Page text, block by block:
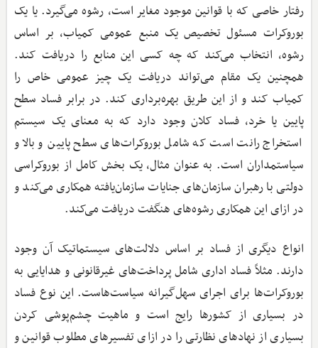
رفتار خاصی که با قوانین موجود مغایر است، رشوه می‌گیرد‌. یا یک
بوروکرات مسئول تخصیص یک منبع عمومی کمیاب، بر اساس
رشوه، انتخاب می‌کند که چه کسی این منابع را دریافت کند.
همچنین یک مقام می‌تواند دریافت یک چیز عمومی خاص را
کمیاب کند و از این طریق بهره‌برداری کند‌. در برابر فساد سطح
پایین یا خرد، فساد کلان وجود دارد که به معنای یک سیستم
استخراج رانت است که شامل بوروکرات‌های سطح پایین و بالا و
سیاستمداران است‌. به عنوان مثال، یک بخش کامل از بوروکراسی
دولتی با رهبران سازمان‌های جنایات سازمان‌یافته همکاری می‌کند و
در ازای این همکاری رشوه‌های هنگفت دریافت می‌کند‌.
انواع دیگری از فساد بر اساس دلالت‌های سیستماتیک آن وجود
دارند‌. مثلاً فساد اداری شامل پرداخت‌های غیرقانونی و هدایایی به
بوروکرات‌ها برای اجرای سهل‌گیرانه سیاست‌هاست‌. این نوع فساد
در بسیاری از کشورها رایج است و ماهیت چشم‌پوشی کردن
بسیاری از نهادهای نظارتی را در ازای تفسیرهای مطلوب قوانین و